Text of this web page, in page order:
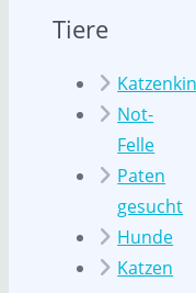
Tiere
Not-
Felle
Paten
gesucht
Hunde
Katzen